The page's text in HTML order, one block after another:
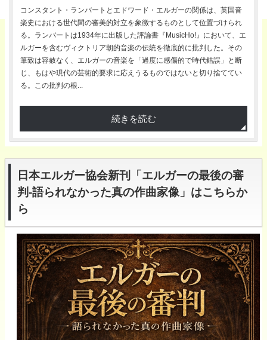
コンスタント・ランバートとエドワード・エルガーの関係は、英国音
楽史における世代間の審美的対立を象徴するものとして位置づけられ
る。ランバートは1934年に出版した評論書『MusicHo!』において、エ
ルガーを含むヴィクトリア朝的音楽の伝統を徹底的に批判した。その
筆致は容赦なく、エルガーの音楽を「過度に感傷的で時代錯誤」と断
じ、もはや現代の芸術的要求に応えうるものではないと切り捨ててい
る。この批判の根...
続きを読む
日本エルガー協会新刊「エルガーの最後の審
判-語られなかった真の作曲家像」はこちらか
ら